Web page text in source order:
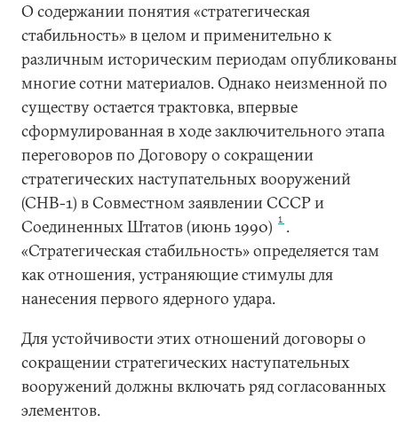
О содержании понятия «стратегическая
стабильность» в целом и применительно к
различным историческим периодам опубликованы
многие сотни материалов. Однако неизменной по
существу остается трактовка, впервые
сформулированная в ходе заключительного этапа
переговоров по Договору о сокращении
стратегических наступательных вооружений
(СНВ-1) в Совместном заявлении СССР и
Соединенных Штатов (июнь 1990) 1 .
«Стратегическая стабильность» определяется там
как отношения, устраняющие стимулы для
нанесения первого ядерного удара.
Для устойчивости этих отношений договоры о
сокращении стратегических наступательных
вооружений должны включать ряд согласованных
элементов.